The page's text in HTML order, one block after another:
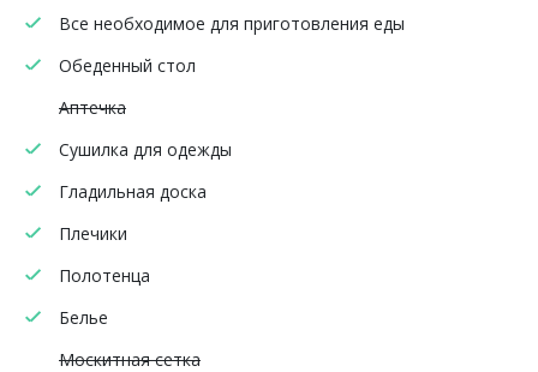
Все необходимое для приготовления еды
Обеденный стол
Аптечка
Сушилка для одежды
Гладильная доска
Плечики
Полотенца
Белье
Москитная сетка